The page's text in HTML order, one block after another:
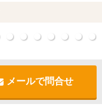
メールで問合せ